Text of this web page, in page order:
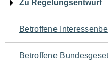
den
Seiteninhalt
Zu Regelungsentwurf
Betroffene
Betroffene